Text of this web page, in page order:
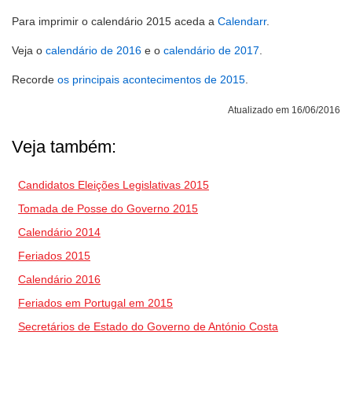
Para imprimir o calendário 2015 aceda a Calendarr.
Veja o calendário de 2016 e o calendário de 2017.
Recorde os principais acontecimentos de 2015.
Atualizado em 16/06/2016
Veja também:
Candidatos Eleições Legislativas 2015
Tomada de Posse do Governo 2015
Calendário 2014
Feriados 2015
Calendário 2016
Feriados em Portugal em 2015
Secretários de Estado do Governo de António Costa